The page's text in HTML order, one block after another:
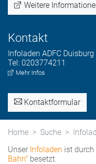
Weitere
Kontakt
Infoladen ADFC Duisburg
Tel: 0203774211
Mehr Infos
Kontaktformular
Home Suche
Unser Infoladen ist durch
Bahn" besetzt.